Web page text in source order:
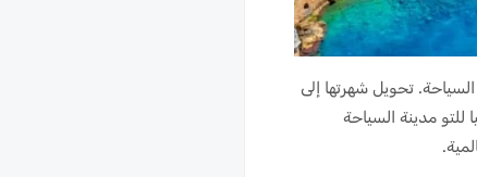
تحويل شهرتها إلى
للتو مدينة السياحة